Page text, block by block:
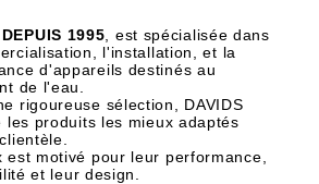
1995 , est spécialisée dans
l'installation, et la
d'appareils destinés au
de l'eau.
rigoureuse sélection, DAVIDS
les produits les mieux adaptés
est motivé pour leur performance,
et leur design.